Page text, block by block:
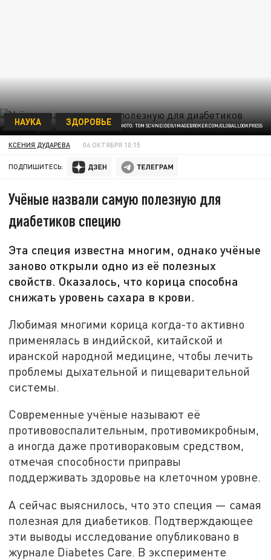
ФОТО: TOM SCHNEIDER/IMAGEBROKER.COM/GLOBALLOOKPRESS
НАУКА ЗДОРОВЬЕ
КСЕНИЯ ДУДАРЕВА 06 ОКТЯБРЯ 10:15
ПОДПИШИТЕСЬ:
Учёные назвали самую полезную для
диабетиков специю
Эта специя известна многим, однако учёные
заново открыли одно из её полезных
свойств. Оказалось, что корица способна
снижать уровень сахара в крови.
Любимая многими корица когда-то активно
применялась в индийской, китайской и
иранской народной медицине, чтобы лечить
проблемы дыхательной и пищеварительной
системы.
Современные учёные называют её
противовоспалительным, противомикробным,
а иногда даже противораковым средством,
отмечая способности приправы
поддерживать здоровье на клеточном уровне.
А сейчас выяснилось, что это специя — самая
полезная для диабетиков. Подтверждающее
эти выводы исследование опубликовано в
журнале Diabetes Care. В эксперименте